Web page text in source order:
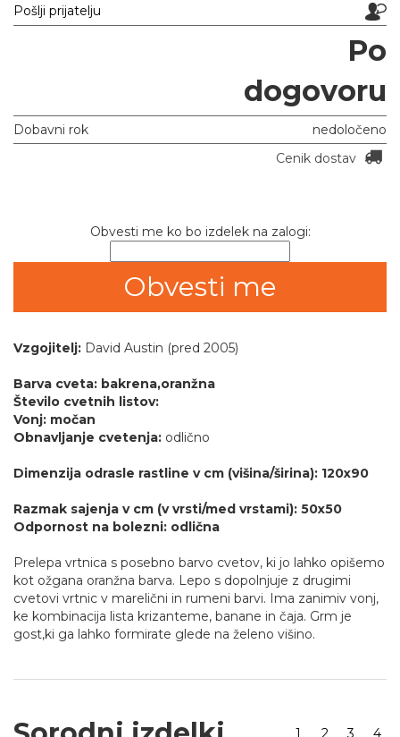
Pošlji prijatelju
Po
dogovoru
Dobavni rok
nedoločeno
Cenik dostav
Obvesti me ko bo izdelek na zalogi:
Vzgojitelj: David Austin (pred 2005)
Barva cveta: bakrena,oranžna
Število cvetnih listov:
Vonj: močan
Obnavljanje cvetenja: odlično
Dimenzija odrasle rastline v cm (višina/širina): 120x90
Razmak sajenja v cm (v vrsti/med vrstami): 50x50
Odpornost na bolezni: odlična
Prelepa vrtnica s posebno barvo cvetov, ki jo lahko opišemo
kot ožgana oranžna barva. Lepo s dopolnjuje z drugimi
cvetovi vrtnic v marelični in rumeni barvi. Ima zanimiv vonj,
ke kombinacija lista krizanteme, banane in čaja. Grm je
gost,ki ga lahko formirate glede na želeno višino.